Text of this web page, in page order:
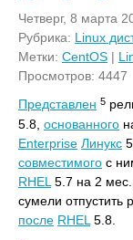
Четверг, 8 марта
Рубрика: Linux
Метки: CentOS |
Просмотров: 4447
Представлен 5
5.8, основанного
Enterprise Линукс
совместимого с
RHEL 5.7 на 2
сумели отпустить
после RHEL 5.8.